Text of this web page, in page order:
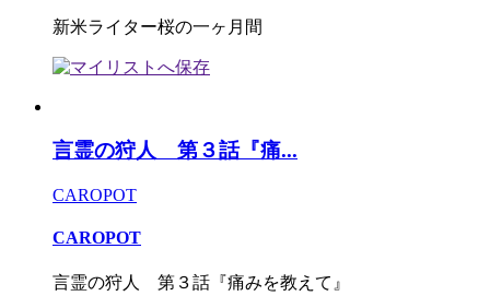
新米ライター桜の一ヶ月間
言霊の狩人 第３話『痛...
CAROPOT
CAROPOT
言霊の狩人 第３話『痛みを教えて』